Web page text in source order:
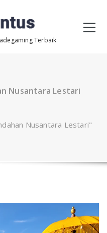
Terbaik
Nusantara Lestari
Nusantara Lestari"